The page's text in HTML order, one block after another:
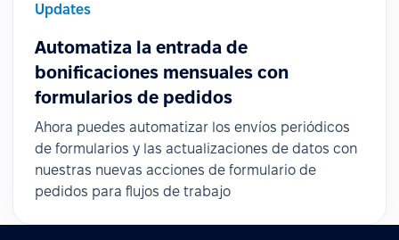
Updates
Automatiza la entrada de
bonificaciones mensuales con
formularios de pedidos
Ahora puedes automatizar los envíos periódicos
de formularios y las actualizaciones de datos con
nuestras nuevas acciones de formulario de
pedidos para flujos de trabajo